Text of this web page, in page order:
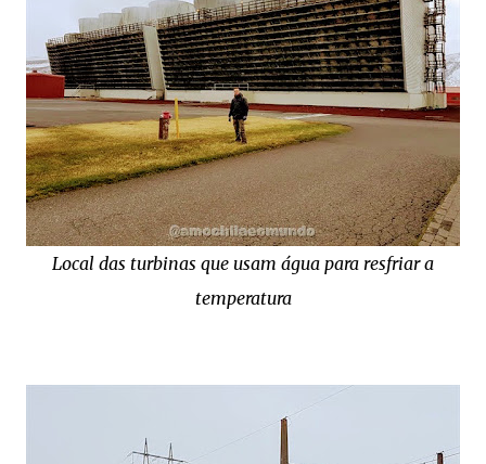
Local das turbinas que usam água para resfriar a
temperatura